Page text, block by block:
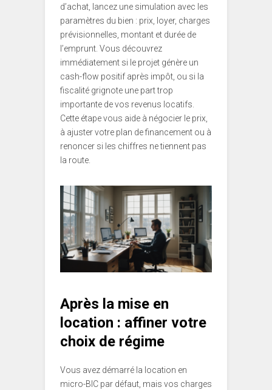
d’achat, lancez une simulation avec les
paramètres du bien : prix, loyer, charges
prévisionnelles, montant et durée de
l’emprunt. Vous découvrez
immédiatement si le projet génère un
cash-flow positif après impôt, ou si la
fiscalité grignote une part trop
importante de vos revenus locatifs.
Cette étape vous aide à négocier le prix,
à ajuster votre plan de financement ou à
renoncer si les chiffres ne tiennent pas
la route.
Après la mise en
location : affiner votre
choix de régime
Vous avez démarré la location en
micro-BIC par défaut, mais vos charges